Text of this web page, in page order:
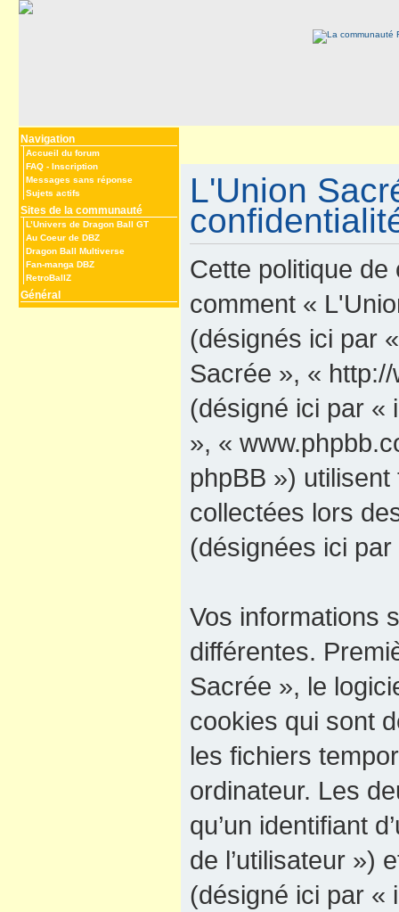
Navigation
Accueil du forum
FAQ - Inscription
Messages sans réponse
Sujets actifs
Sites de la communauté
L’Univers de Dragon Ball GT
Au Coeur de DBZ
Dragon Ball Multiverse
Fan-manga DBZ
RetroBallZ
Général
L'Union
Cette politique de
comment «
(désignés ici par
Sacrée », «
(désigné ici par «
», «
phpBB »)
collectées lors
(désignées ici
Vos informations
différentes.
Sacrée », le
cookies qui sont
les fichiers
ordinateur. Les
qu’un identifiant
de l’utilisateur »)
(désigné ici par «